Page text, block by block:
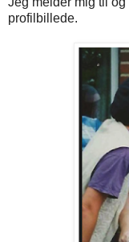
profilbillede.